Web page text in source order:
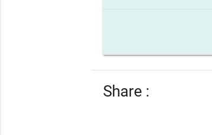
Share :